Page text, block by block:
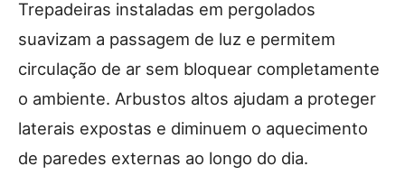
Trepadeiras instaladas em pergolados
suavizam a passagem de luz e permitem
circulação de ar sem bloquear completamente
o ambiente. Arbustos altos ajudam a proteger
laterais expostas e diminuem o aquecimento
de paredes externas ao longo do dia.